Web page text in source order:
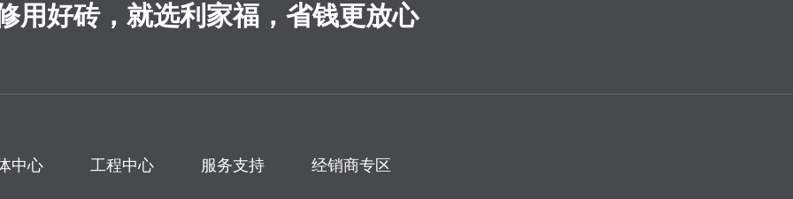
用好砖，就选利家福，省钱更放心
中心 工程中心 服务支持 经销商专区